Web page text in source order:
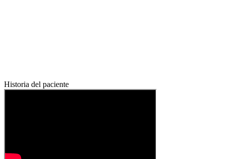
Historia del paciente